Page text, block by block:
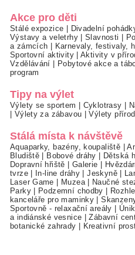
Akce pro děti
Stálé expozice Divadelní
Výstavy a veletrhy|Slavnosti
a zámcích
Karnevaly, festivaly,
Sportovní aktivity|Aktivity v
Vzdělávání
Pobytové akce a
program
Tipy na výlet
Výlety se sportem Cyklotrasy
Výlety za zábavou |Výlety
Stálá místa k návštěvě
Aquaparky, bazény, koupaliště |
Bludiště
Bobové dráhy Dětská
Dopravní hřiště
Galerie
tvrze| In-line dráhy |Jeskyně|
Laser Game
Muzea| Naučné
Parky| Podzemní chodby
kanceláře pro maminky |
Sportovně - relaxační areály
a indiánské vesnice |Zábavní
botanické zahrady
Kreativní